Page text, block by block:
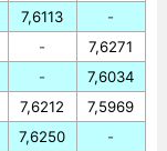
7,6113
-
-
7,6212
7,6250
-
7,6271
7,6034
7,5969
-